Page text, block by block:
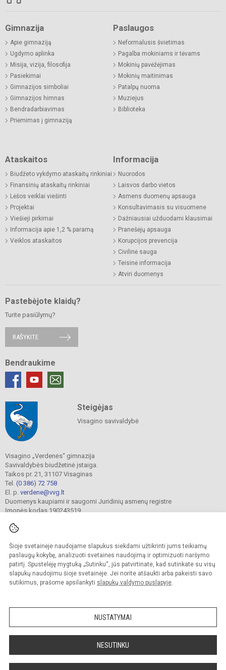
Šioje svetainėje naudojame slapukus siekdami užtikrinti jums teikiamų
paslaugų kokybę, analizuoti svetainės naudojimą ir optimizuoti naršymo
patirtį. Spustelėję mygtuką „Sutinku“, jūs patvirtinate, kad sutinkate su visų
slapukų naudojimu šioje svetainėje. Jei norite atšaukti arba pakeisti savo
sutikimus, prašome apsilankyti slapukų valdymo puslapyje.
NUSTATYMAI
NESUTINKU
Gimnazija
Apie gimnaziją
Ugdymo aplinka
Misija, vizija, filosofija
Pasiekimai
Gimnazijos simboliai
Gimnazijos himnas
Bendradarbiavimas
Priėmimas į gimnaziją
Paslaugos
Neformalusis švietimas
Pagalba mokiniams ir tėvams
Mokinių pavėžėjimas
Mokinių maitinimas
Patalpų nuoma
Muziejus
Biblioteka
Ataskaitos
Biudžeto vykdymo ataskaitų rinkiniai
Finansinių ataskaitų rinkiniai
Lėšos veiklai viešinti
Projektai
Viešieji pirkimai
Informacija apie 1,2 % paramą
Veiklos ataskaitos
Informacija
Nuorodos
Laisvos darbo vietos
Asmens duomenų apsauga
Konsultavimasis su visuomene
Dažniausiai užduodami klausimai
Pranešėjų apsauga
Korupcijos prevencija
Civilinė sauga
Teisinė informacija
Atviri duomenys
Pastebėjote klaidų?
Turite pasiūlymų?
RAŠYKITE
Bendraukime
Steigėjas
Visagino savivaldybė
Visagino „Verdenės“ gimnazija
Savivaldybės biudžetinė įstaiga.
Taikos pr. 21, 31107 Visaginas
Tel. (0 386) 72 758
El. p. verdene@vvg.lt
Duomenys kaupiami ir saugomi Juridinių asmenų registre
Įmonės kodas 190243519
© 2022. Visagino „Verdenės“ gimnazija. Visos teisės saugomos.
Kopijuoti turinį be raštiško gimnazijos sutikimo griežtai draudžiama.
Versija neįgaliesiems Slapukų valdymas
Sumanus būdas atnaujinti